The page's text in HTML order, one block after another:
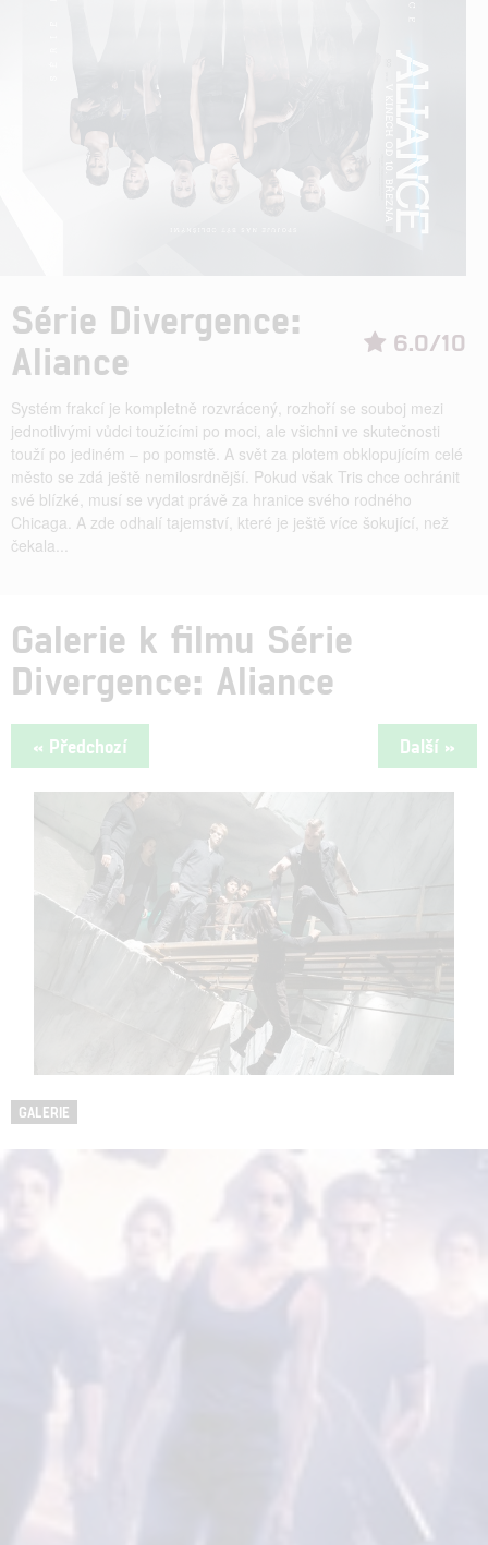
6.0/10
Série Divergence:
Aliance
Systém frakcí je kompletně rozvrácený, rozhoří se souboj mezi
jednotlivými vůdci toužícími po moci, ale všichni ve skutečnosti
touží po jediném – po pomstě. A svět za plotem obklopujícím celé
město se zdá ještě nemilosrdnější. Pokud však Tris chce ochránit
své blízké, musí se vydat právě za hranice svého rodného
Chicaga. A zde odhalí tajemství, které je ještě více šokující, než
čekala...
Galerie k filmu Série
Divergence: Aliance
« Předchozí Další »
GALERIE